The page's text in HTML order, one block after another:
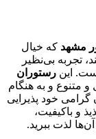
مشهد که خیال
تجربه بی‌نظیر
این رستوران
و متنوع و به هنگام
گرامی خود پذیرایی
و باکیفیت،
لذت ببرید.